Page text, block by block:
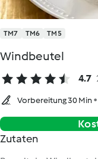
TM7 TM6 TM5
Windbeutel
4.7
Vorbereitung 30 Min
Zutaten